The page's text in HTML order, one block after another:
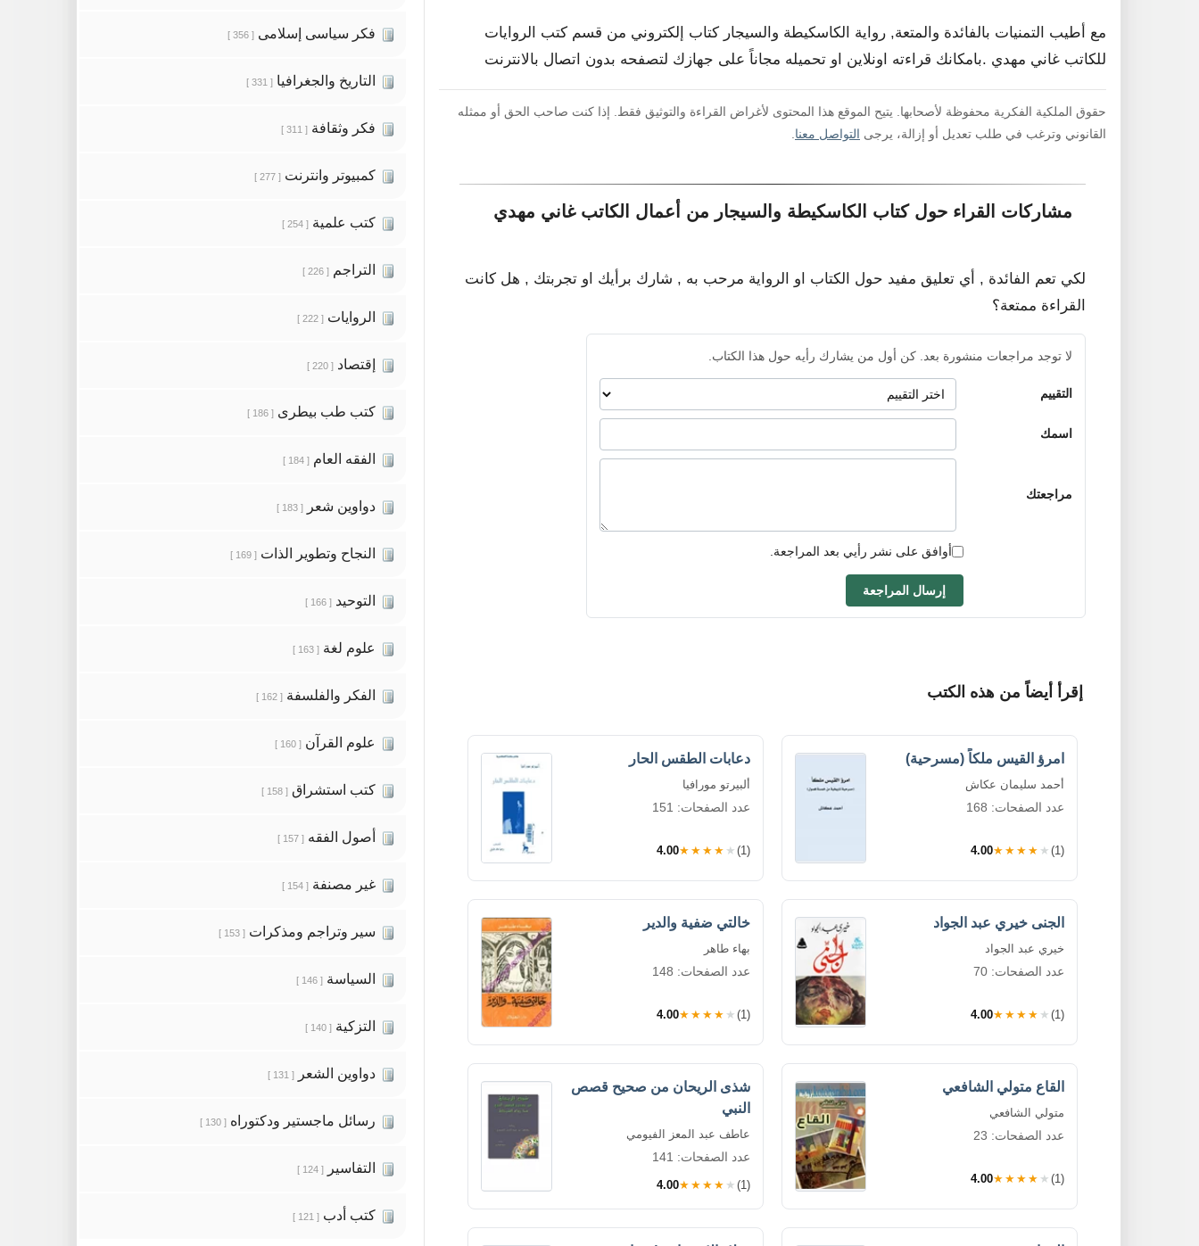
مع أطيب التمنيات بالفائدة والمتعة, رواية الكاسكيطة والسيجار كتاب إلكتروني من قسم كتب الروايات
للكاتب غاني مهدي .بامكانك قراءته اونلاين او تحميله مجاناً على جهازك لتصفحه بدون اتصال بالانترنت
حقوق الملكية الفكرية محفوظة لأصحابها. يتيح الموقع هذا المحتوى لأغراض القراءة والتوثيق فقط. إذا كنت صاحب الحق أو ممثله
القانوني وترغب في طلب تعديل أو إزالة، يرجى التواصل معنا
مشاركات القراء حول كتاب الكاسكيطة والسيجار من أعمال الكاتب غاني مهدي
لكي تعم الفائدة , أي تعليق مفيد حول الكتاب او الرواية مرحب به , شارك برأيك او تجربتك , هل كانت
القراءة ممتعة؟
لا توجد مراجعات منشورة بعد. كن أول من يشارك رأيه حول هذا الكتاب.
التقييم
اسمك
مراجعتك
أوافق على نشر رأيي بعد المراجعة.
إرسال المراجعة
إقرأ أيضاً من هذه الكتب
امرؤ القيس ملكاً (مسرحية)
أحمد سليمان عكاش
عدد الصفحات: 168
4.00★★★★★ (1)
دعابات الطقس الحار
ألبيرتو مورافيا
عدد الصفحات: 151
4.00★★★★★ (1)
الجنى خيري عبد الجواد
خيري عبد الجواد
عدد الصفحات: 70
4.00★★★★★ (1)
خالتي ضفية والدير
بهاء طاهر
عدد الصفحات: 148
4.00★★★★★ (1)
القاع متولي الشافعي
متولي الشافعي
عدد الصفحات: 23
4.00★★★★★ (1)
شذى الريحان من صحيح قصص
النبي
عاطف عبد المعز الفيومي
عدد الصفحات: 141
4.00★★★★★ (1)
فكر سياسى إسلامى [ 356 ]
التاريخ والجغرافيا [ 331 ]
فكر وثقافة [ 311 ]
كمبيوتر وانترنت [ 277 ]
كتب علمية [ 254 ]
التراجم [ 226 ]
الروايات [ 222 ]
إقتصاد [ 220 ]
كتب طب بيطرى [ 186 ]
الفقه العام [ 184 ]
دواوين شعر [ 183 ]
النجاح وتطوير الذات [ 169 ]
التوحيد [ 166 ]
علوم لغة [ 163 ]
الفكر والفلسفة [ 162 ]
علوم القرآن [ 160 ]
كتب استشراق [ 158 ]
أصول الفقه [ 157 ]
غير مصنفة [ 154 ]
سير وتراجم ومذكرات [ 153 ]
السياسة [ 146 ]
التزكية [ 140 ]
دواوين الشعر [ 131 ]
رسائل ماجستير ودكتوراه [ 130 ]
التفاسير [ 124 ]
كتب أدب [ 121 ]